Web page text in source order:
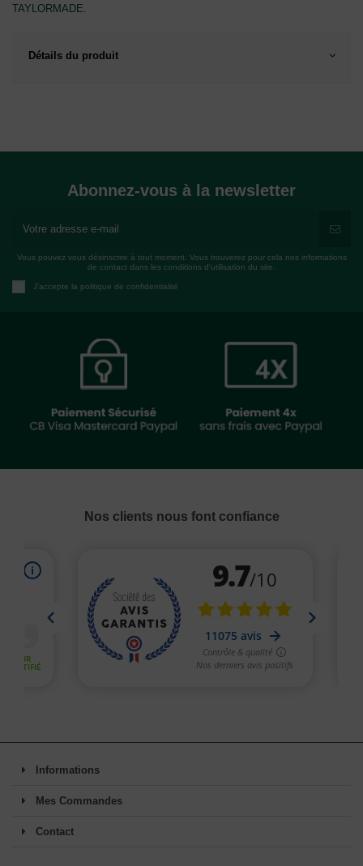
TAYLORMADE.
Détails du produit
Abonnez-vous à la newsletter
Vous pouvez vous désinscrire à tout moment. Vous trouverez pour cela nos informations
de contact dans les conditions d'utilisation du site.
J'accepte la politique de confidentialité
Nos clients nous font confiance
Informations
Mes Commandes
Contact